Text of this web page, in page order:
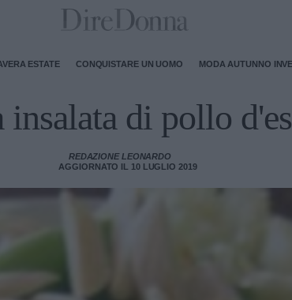
ESTATE CONQUISTARE UN UOMO MODA AUTUNNO
insalata di pollo
REDAZIONE LEONARDO
AGGIORNATO IL 10 LUGLIO 2019